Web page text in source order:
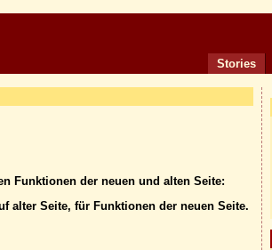
Stories
Funktionen der neuen und alten Seite:
alter Seite, für Funktionen der neuen Seite.